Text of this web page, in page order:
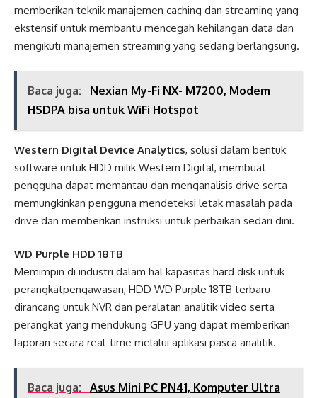
memberikan teknik manajemen caching dan streaming yang
ekstensif untuk membantu mencegah kehilangan data dan
mengikuti manajemen streaming yang sedang berlangsung.
Baca juga:
Nexian My-Fi NX- M7200, Modem
HSDPA bisa untuk WiFi Hotspot
Western Digital Device Analytics, solusi dalam bentuk
software untuk HDD milik Western Digital, membuat
pengguna dapat memantau dan menganalisis drive serta
memungkinkan pengguna mendeteksi letak masalah pada
drive dan memberikan instruksi untuk perbaikan sedari dini.
WD Purple HDD 18TB
Memimpin di industri dalam hal kapasitas hard disk untuk
perangkatpengawasan, HDD WD Purple 18TB terbaru
dirancang untuk NVR dan peralatan analitik video serta
perangkat yang mendukung GPU yang dapat memberikan
laporan secara real-time melalui aplikasi pasca analitik.
Baca juga:
Asus Mini PC PN41, Komputer Ultra